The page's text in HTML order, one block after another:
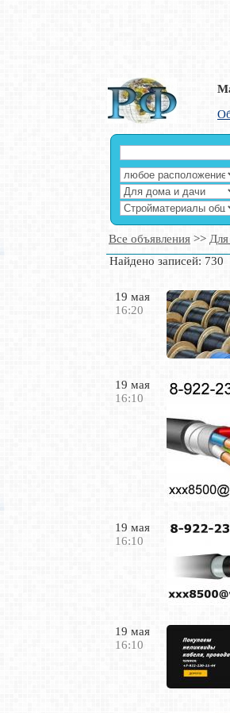
Все объявления >>
Найдено записей:
19 мая
16:20
19 мая
16:10
19 мая
16:10
19 мая
16:10